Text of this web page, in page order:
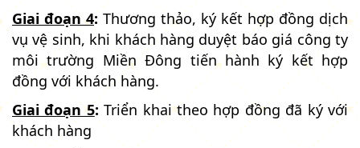
Giai đoạn 4: Thương thảo, ký kết hợp đồng dịch
vụ vệ sinh, khi khách hàng duyệt báo giá công ty
môi trường Miền Đông tiến hành ký kết hợp
đồng với khách hàng.
Giai đoạn 5: Triển khai theo hợp đồng đã ký với
khách hàng